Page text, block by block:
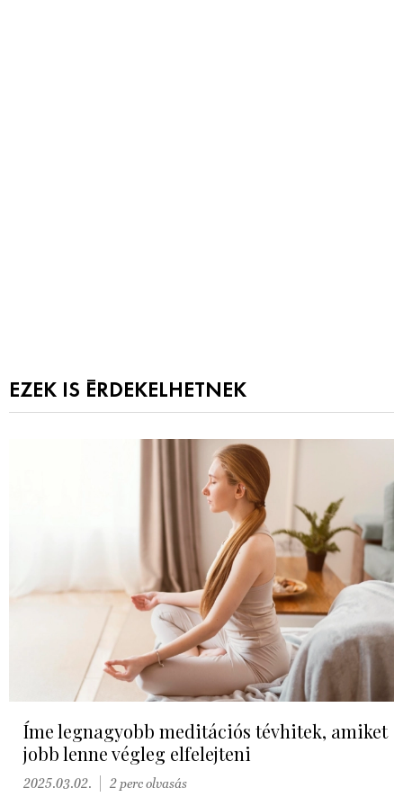
EZEK IS ÉRDEKELHETNEK
Íme legnagyobb meditációs tévhitek, amiket
jobb lenne végleg elfelejteni
2025.03.02. 2 perc olvasás